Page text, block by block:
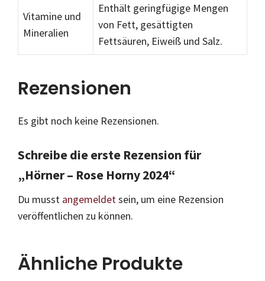
Vitamine und
Mineralien
Enthält geringfügige Mengen
von Fett, gesättigten
Fettsäuren, Eiweiß und Salz.
Rezensionen
Es gibt noch keine Rezensionen.
Schreibe die erste Rezension für
„Hörner – Rose Horny 2024“
Du musst angemeldetsein, um eine Rezension
veröffentlichen zu können.
Ähnliche Produkte